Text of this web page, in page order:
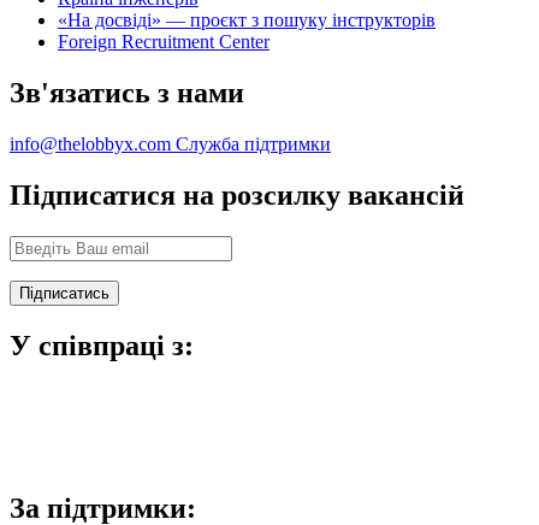
«На досвіді» — проєкт з пошуку інструкторів
Foreign Recruitment Center
Зв'язатись з нами
info@thelobbyx.com Служба підтримки
Підписатися на розсилку вакансій
У співпраці з:
За підтримки: